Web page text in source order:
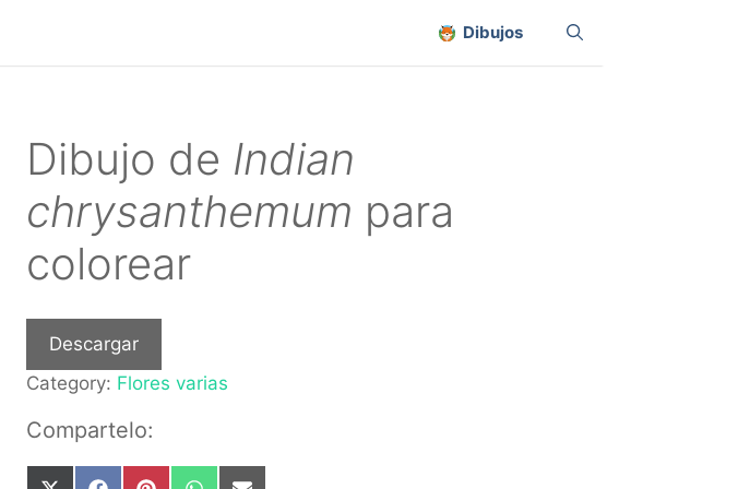
Dibujos
Dibujo de Indian
chrysanthemum para
colorear
Descargar
Category: Flores varias
Compartelo: